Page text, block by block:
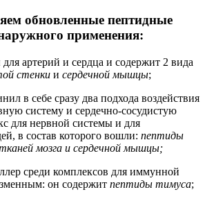
обновленные пептидные
применения:
для артерий и сердца и содержит 2 вида
стенки и сердечной мышцы;
в себе сразу два подхода воздействия
систему и сердечно-сосудистую
для нервной системы и для
в состав которого вошли: пептиды
мозга и сердечной мышцы;
среди комплексов для иммунной
он содержит пептиды тимуса;